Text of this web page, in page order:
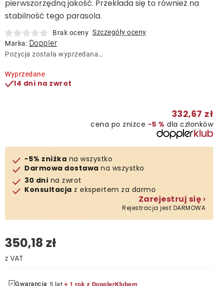
Produkty gastronomiczne
Kolekcja
Markowane marki
Kontakt
pierwszorzędną jakość. Przekłada się to również na
stabilność tego parasola.
Brak oceny Szczegóły oceny
Marka: Doppler
Pozycja została wyprzedana…
Wyprzedane
14 dni na zwrot
332,67 zł
cena po zniżce −5 % dla członków
-5% zniżka na wszystko
Darmowa dostawa na wszystko
30 dni na zwrot
Konsultacja z ekspertem za darmo
Zarejestruj się ›
Rejestracja jest DARMOWA
350,18 zł
Gwarancja 5 lat + 1 rok z DopplerKlubem